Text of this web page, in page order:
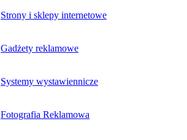
Strony i sklepy internetowe
Gadżety reklamowe
Systemy wystawiennicze
Fotografia Reklamowa